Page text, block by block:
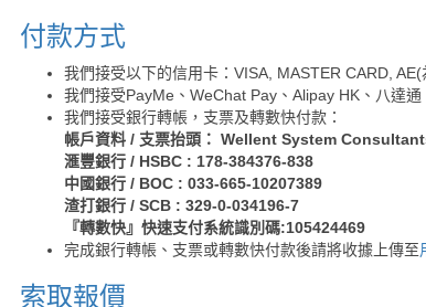
付款方式
我們接受以下的信用卡：VISA, MASTER CARD,
我們接受PayMe、WeChat Pay、Alipay HK、八達
我們接受銀行轉帳，支票及轉數快付款：
帳戶資料 / 支票抬頭： Wellent System
滙豐銀行 / HSBC : 178-384376-838
中國銀行 / BOC : 033-665-10207389
渣打銀行 / SCB : 329-0-034196-7
『轉數快』快速支付系統識別碼:105424469
完成銀行轉帳、支票或轉數快付款後請將收據上傳至
索取報價